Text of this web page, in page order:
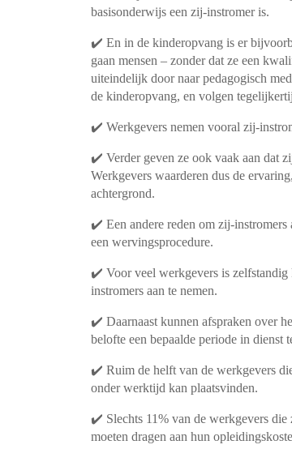
basisonderwijs een zij-instromer is.
✔️ En in de kinderopvang is er
gaan mensen – zonder dat ze een
uiteindelijk door naar pedagogisch
de kinderopvang, en volgen
✔️ Werkgevers nemen vooral zij-
✔️ Verder geven ze ook vaak aan dat
Werkgevers waarderen dus de
achtergrond.
✔️ Een andere reden om zij-instromers
een wervingsprocedure.
✔️ Voor veel werkgevers is zelfstandig
instromers aan te nemen.
✔️ Daarnaast kunnen afspraken over
belofte een bepaalde periode in
✔️ Ruim de helft van de werkgevers
onder werktijd kan plaatsvinden.
✔️ Slechts 11% van de werkgevers die
moeten dragen aan hun